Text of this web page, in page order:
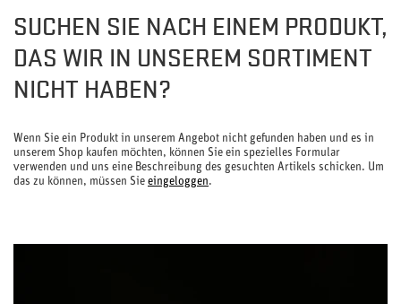
SUCHEN SIE NACH EINEM PRODUKT,
DAS WIR IN UNSEREM SORTIMENT
NICHT HABEN?
Wenn Sie ein Produkt in unserem Angebot nicht gefunden haben und es in
unserem Shop kaufen möchten, können Sie ein spezielles Formular
verwenden und uns eine Beschreibung des gesuchten Artikels schicken. Um
das zu können, müssen Sie eingeloggen.